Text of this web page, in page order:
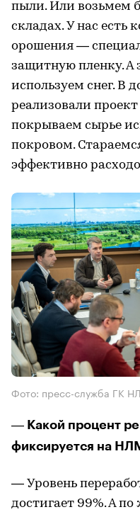
пыли. Или возьмем
складах. У нас есть
орошения —
защитную пленку.
используем снег. В
реализовали
покрываем сырье
покровом.
эффективно
Фото: пресс-служба ГК
― Какой процент
фиксируется на
― Уровень
достигает 99%. А